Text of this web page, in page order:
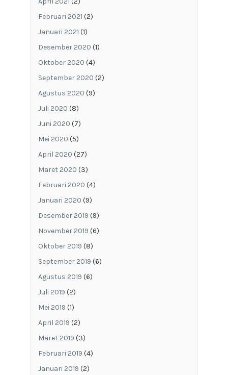
Februari 2021 (2)
Januari 2021 (1)
Desember 2020 (1)
Oktober 2020 (4)
September 2020 (2)
Agustus 2020 (9)
Juli 2020 (8)
Juni 2020 (7)
Mei 2020 (5)
April 2020 (27)
Maret 2020 (3)
Februari 2020 (4)
Januari 2020 (9)
Desember 2019 (9)
November 2019 (6)
Oktober 2019 (8)
September 2019 (6)
Agustus 2019 (6)
Juli 2019 (2)
Mei 2019 (1)
April 2019 (2)
Maret 2019 (3)
Februari 2019 (4)
Januari 2019 (2)